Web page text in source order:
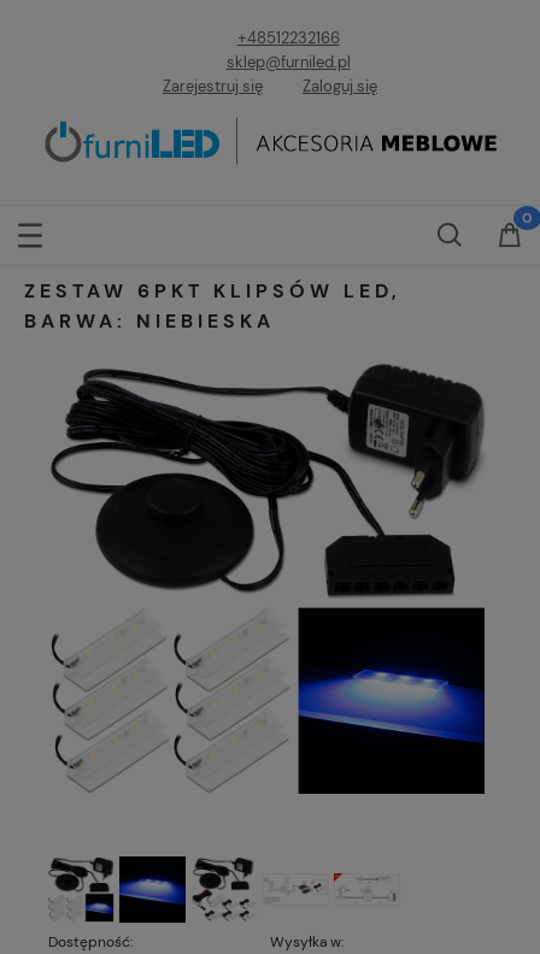
+48512232166
sklep@furniled.pl
Zarejestruj się
Zaloguj się
ZESTAW 6PKT KLIPSÓW LED,
BARWA: NIEBIESKA
Dostępność:
Wysyłka w: